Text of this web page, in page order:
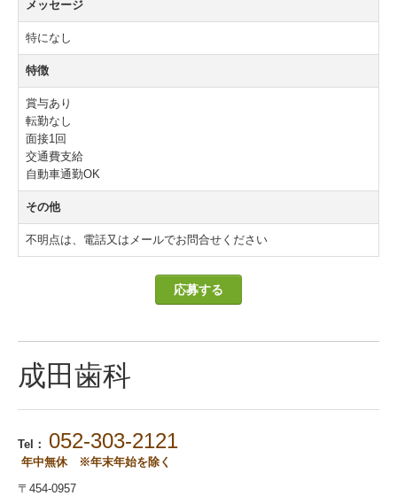
メッセージ
特になし
特徴
賞与あり
転勤なし
面接1回
交通費支給
自動車通勤OK
その他
不明点は、電話又はメールでお問合せください
応募する
成田歯科
Tel： 052-303-2121
年中無休 ※年末年始を除く
〒454-0957